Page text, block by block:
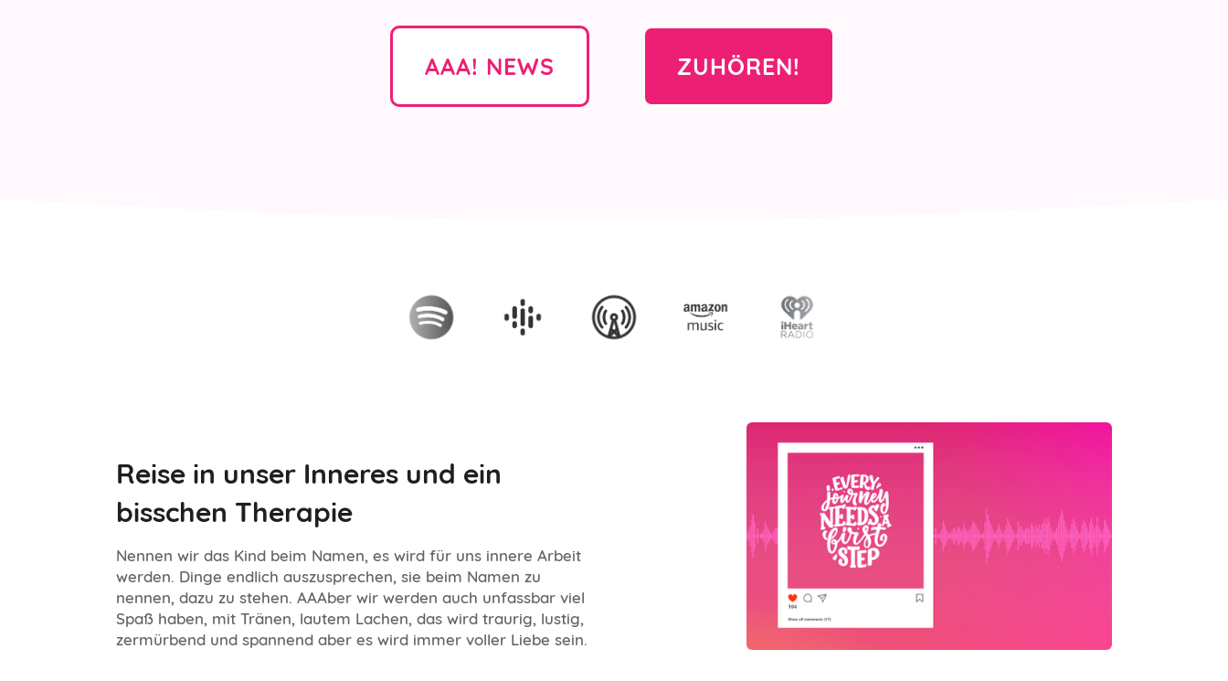
AAA! NEWS ZUHÖREN!
Reise in unser Inneres und ein
bisschen Therapie
Nennen wir das Kind beim Namen, es wird für uns innere Arbeit
werden. Dinge endlich auszusprechen, sie beim Namen zu
nennen, dazu zu stehen. AAAber wir werden auch unfassbar viel
Spaß haben, mit Tränen, lautem Lachen, das wird traurig, lustig,
zermürbend und spannend aber es wird immer voller Liebe sein.